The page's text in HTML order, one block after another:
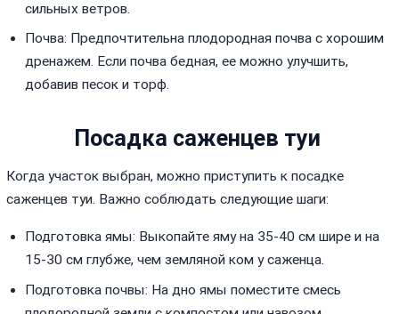
сильных ветров.
Почва: Предпочтительна плодородная почва с хорошим
дренажем. Если почва бедная, ее можно улучшить,
добавив песок и торф.
Посадка саженцев туи
Когда участок выбран, можно приступить к посадке
саженцев туи. Важно соблюдать следующие шаги:
Подготовка ямы: Выкопайте яму на 35-40 см шире и на
15-30 см глубже, чем земляной ком у саженца.
Подготовка почвы: На дно ямы поместите смесь